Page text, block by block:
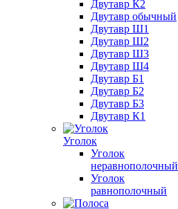
Двутавр К2
Двутавр обычный
Двутавр Ш1
Двутавр Ш2
Двутавр Ш3
Двутавр Ш4
Двутавр Б1
Двутавр Б2
Двутавр Б3
Двутавр К1
Уголок
Уголок
неравнополочный
Уголок
равнополочный